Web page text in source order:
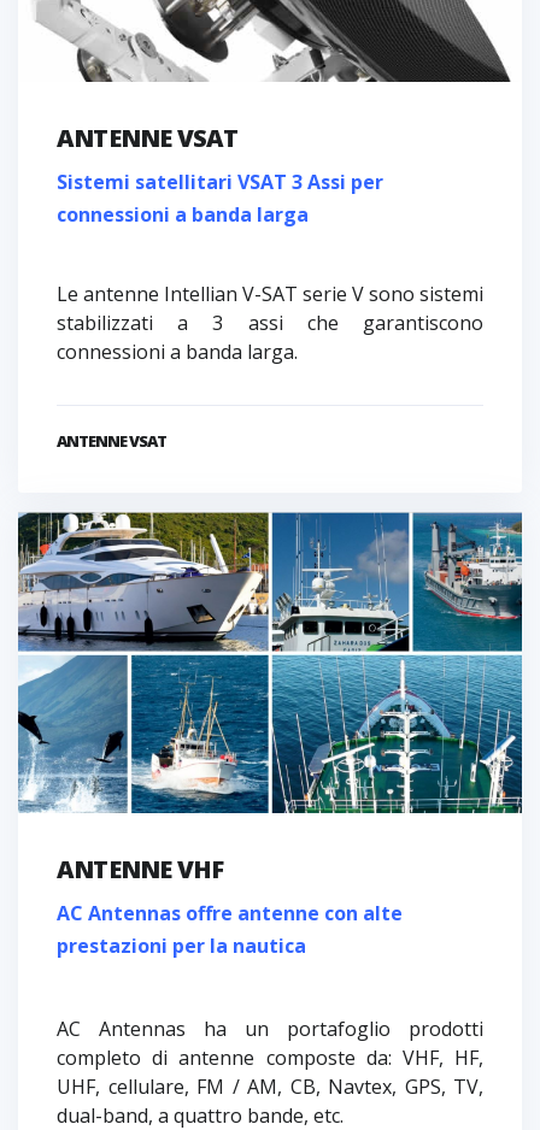
ANTENNE VSAT
Sistemi satellitari VSAT 3 Assi per
connessioni a banda larga
Le antenne Intellian V-SAT serie V sono sistemi
stabilizzati a 3 assi che garantiscono
connessioni a banda larga.
ANTENNE VSAT
ANTENNE VHF
AC Antennas offre antenne con alte
prestazioni per la nautica
AC Antennas ha un portafoglio prodotti
completo di antenne composte da: VHF, HF,
UHF, cellulare, FM / AM, CB, Navtex, GPS, TV,
dual-band, a quattro bande, etc.